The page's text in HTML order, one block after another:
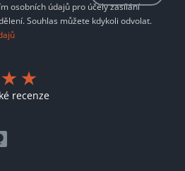
osobních údajů pro účely zasílání
Souhlas můžete kdykoli odvolat.
recenze